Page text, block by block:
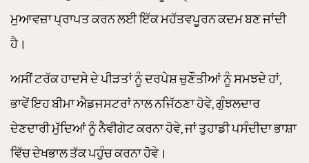
ਮੁਆਵਜ਼ਾ ਪ੍ਰਾਪਤ ਕਰਨ ਲਈ ਇੱਕ ਮਹੱਤਵਪੂਰਨ ਕਦਮ ਬਣ ਜਾਂਦੀ
ਹੈ।
ਅਸੀਂ ਟਰੱਕ ਹਾਦਸੇ ਦੇ ਪੀੜਤਾਂ ਨੂੰ ਦਰਪੇਸ਼ ਚੁਣੌਤੀਆਂ ਨੂੰ ਸਮਝਦੇ ਹਾਂ,
ਭਾਵੇਂ ਇਹ ਬੀਮਾ ਐਡਜਸਟਰਾਂ ਨਾਲ ਨਜਿੱਠਣਾ ਹੋਵੇ, ਗੁੰਝਲਦਾਰ
ਦੇਣਦਾਰੀ ਮੁੱਦਿਆਂ ਨੂੰ ਨੈਵੀਗੇਟ ਕਰਨਾ ਹੋਵੇ, ਜਾਂ ਤੁਹਾਡੀ ਪਸੰਦੀਦਾ ਭਾਸ਼ਾ
ਵਿੱਚ ਦੇਖਭਾਲ ਤੱਕ ਪਹੁੰਚ ਕਰਨਾ ਹੋਵੇ।